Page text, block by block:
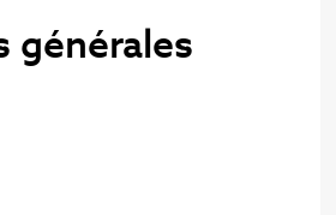
générales